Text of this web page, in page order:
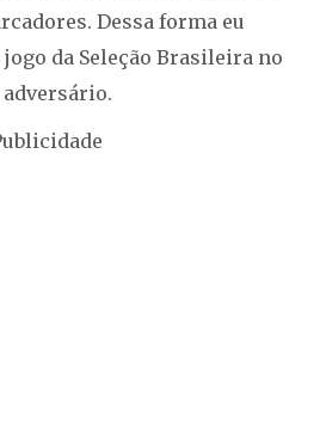
Dessa forma eu
da Seleção Brasileira no